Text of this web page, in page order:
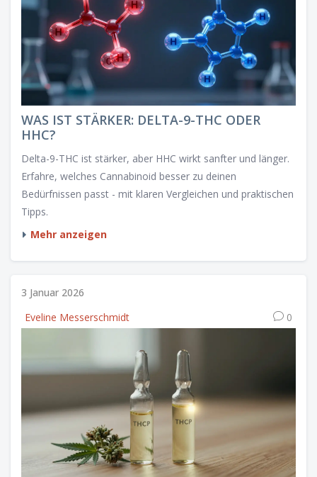
WAS IST STÄRKER: DELTA-9-THC ODER
HHC?
Delta-9-THC ist stärker, aber HHC wirkt sanfter und länger.
Erfahre, welches Cannabinoid besser zu deinen
Bedürfnissen passt - mit klaren Vergleichen und praktischen
Tipps.
Mehr anzeigen
3 Januar 2026
Eveline Messerschmidt
0